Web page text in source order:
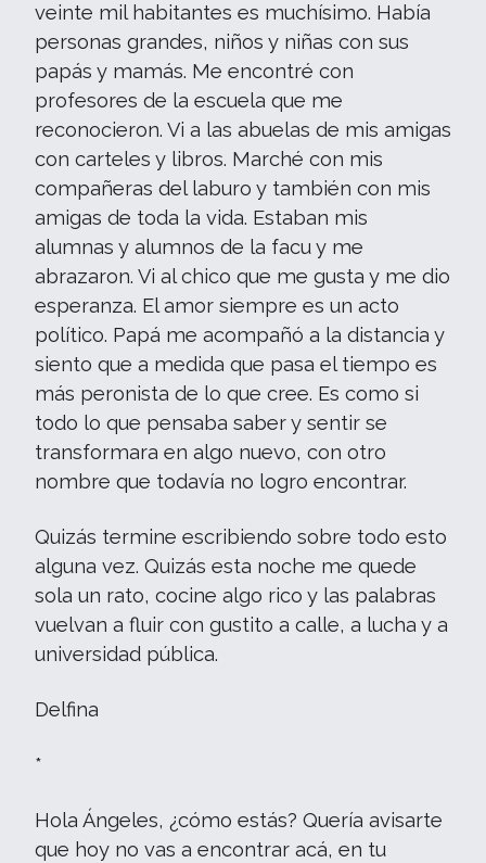
veinte mil habitantes es muchísimo. Había
personas grandes, niños y niñas con sus
papás y mamás. Me encontré con
profesores de la escuela que me
reconocieron. Vi a las abuelas de mis amigas
con carteles y libros. Marché con mis
compañeras del laburo y también con mis
amigas de toda la vida. Estaban mis
alumnas y alumnos de la facu y me
abrazaron. Vi al chico que me gusta y me dio
esperanza. El amor siempre es un acto
político. Papá me acompañó a la distancia y
siento que a medida que pasa el tiempo es
más peronista de lo que cree. Es como si
todo lo que pensaba saber y sentir se
transformara en algo nuevo, con otro
nombre que todavía no logro encontrar.
Quizás termine escribiendo sobre todo esto
alguna vez. Quizás esta noche me quede
sola un rato, cocine algo rico y las palabras
vuelvan a fluir con gustito a calle, a lucha y a
universidad pública.
Delfina
*
Hola Ángeles, ¿cómo estás? Quería avisarte
que hoy no vas a encontrar acá, en tu